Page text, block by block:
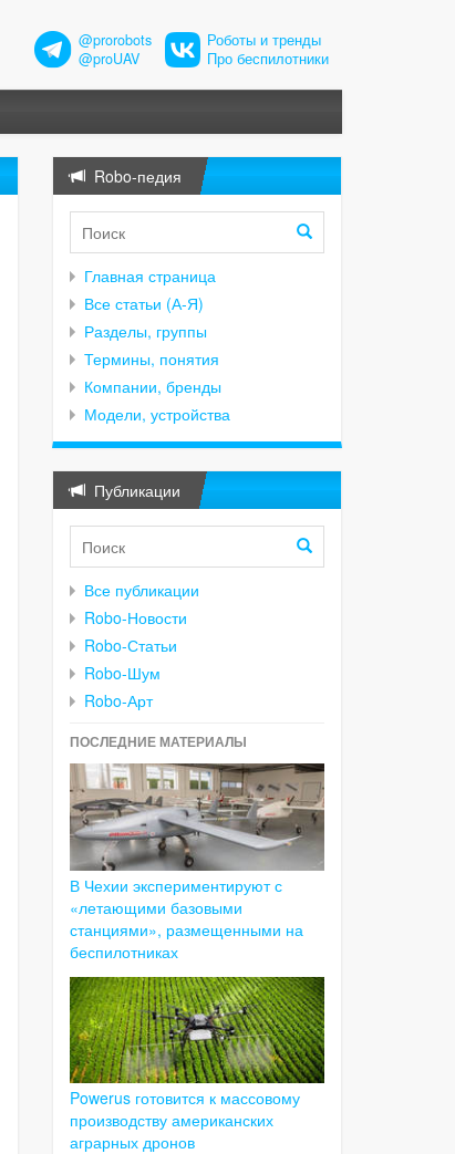
@prorobots
@proUAV
Роботы и тренды
Про беспилотники
Robo-педия
Главная страница
Все статьи (А-Я)
Разделы, группы
Термины, понятия
Компании, бренды
Модели, устройства
Публикации
Все публикации
Robo-Новости
Robo-Статьи
Robo-Шум
Robo-Арт
ПОСЛЕДНИЕ МАТЕРИАЛЫ
В Чехии экспериментируют с
«летающими базовыми
станциями», размещенными на
беспилотниках
Powerus готовится к массовому
производству американских
аграрных дронов